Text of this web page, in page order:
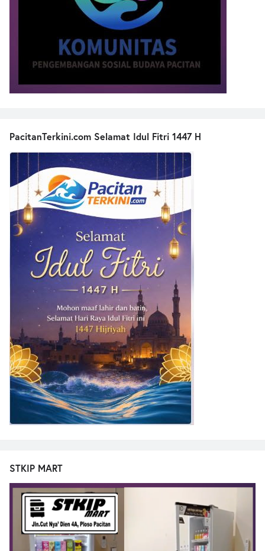
PacitanTerkini.com Selamat Idul Fitri 1447 H
STKIP MART